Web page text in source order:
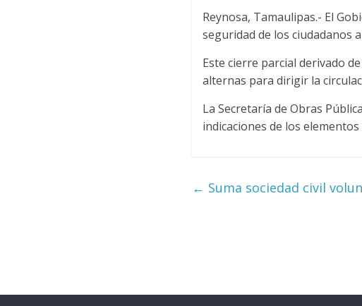
Reynosa, Tamaulipas.- El
seguridad de los ciudadanos
Este cierre parcial derivado
alternas para dirigir la
La Secretaría de Obras
indicaciones de los
← Suma sociedad civil